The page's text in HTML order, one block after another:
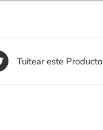
Tuitear este Producto